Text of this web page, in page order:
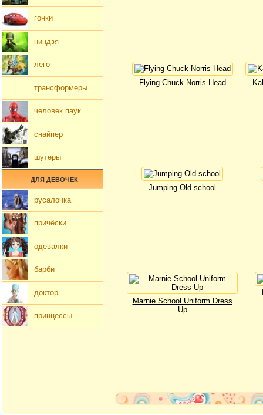
Flying Chuck Norris Head
Jumping Old school
Marnie School Uniform Dress
Up
гонки
ниндзя
лего
трансформеры
человек паук
снайпер
шутеры
ДЛЯ ДЕВОЧЕК
русалочка
причёски
одевалки
барби
доктор
принцессы